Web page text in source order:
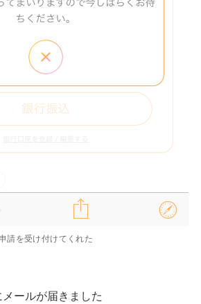
請を受け付けてくれた
ールが届きました